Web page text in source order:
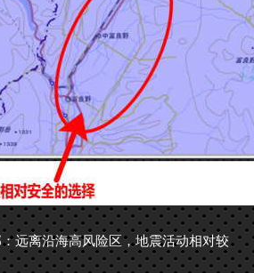
远离沿海高风险区，地震活动相对较